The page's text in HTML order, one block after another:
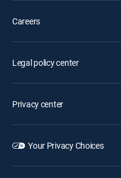
Careers
Legal policy center
Privacy center
Your Privacy Choices